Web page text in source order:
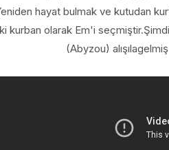
hayat bulmak ve kutudan
kurban olarak Em'i
(Abyzou)